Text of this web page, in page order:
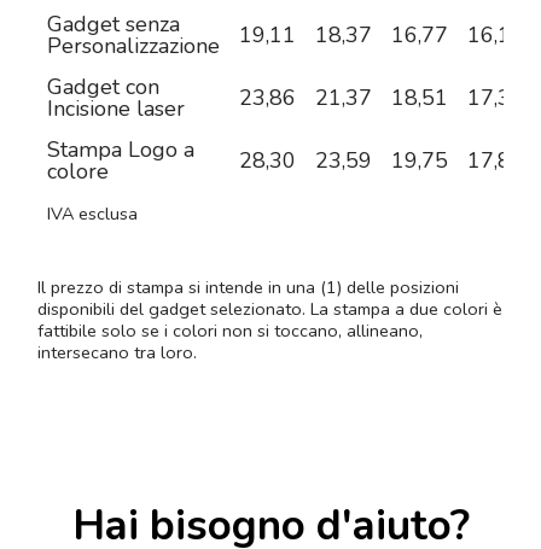
Gadget senza
Personalizzazione 19,11 18,37 16,77
16,15
Gadget con
Incisione laser 23,86 21,37 18,51
17,37
Stampa Logo a
colore 28,30 23,59 19,75 17,80
IVA esclusa
Il prezzo di stampa si intende in una (1) delle posizioni
disponibili del gadget selezionato. La stampa a due colori è
fattibile solo se i colori non si toccano, allineano,
intersecano tra loro.
Hai bisogno d'aiuto?